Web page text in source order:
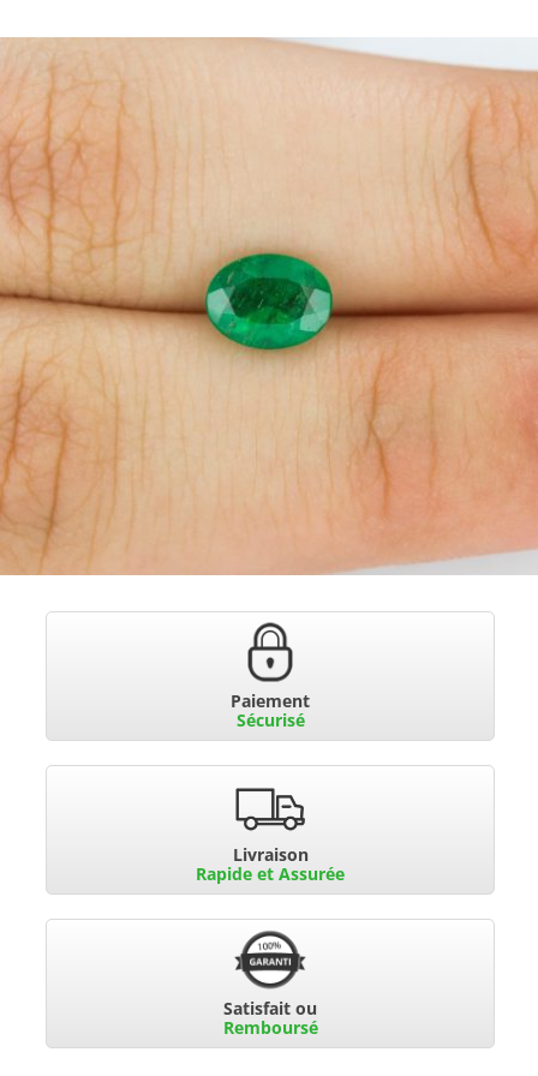
Paiement
Sécurisé
Livraison
Rapide et Assurée
Satisfait ou
Remboursé